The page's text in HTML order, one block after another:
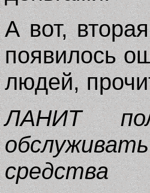
А вот,
появилось
людей,
ЛАНИТ
средства